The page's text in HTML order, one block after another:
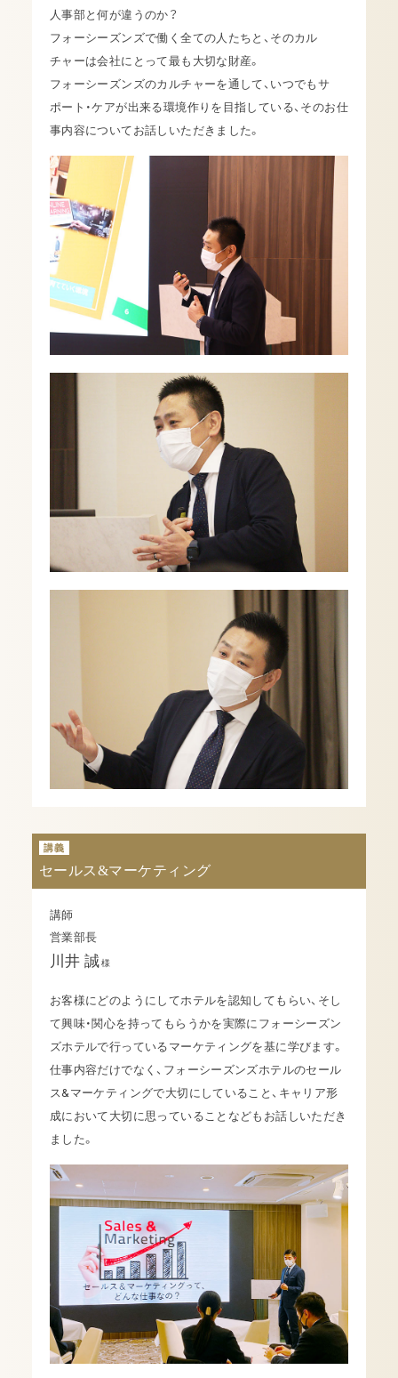
人事部と何が違うのか？
フォーシーズンズで働く全ての人たちと、そのカル
チャーは会社にとって最も大切な財産。
フォーシーズンズのカルチャーを通して、いつでもサ
ポート・ケアが出来る環境作りを目指している、そのお仕
事内容についてお話しいただきました。
講義
セールス&マーケティング
講師
営業部長
川井 誠様
お客様にどのようにしてホテルを認知してもらい、そし
て興味・関心を持ってもらうかを実際にフォーシーズン
ズホテルで行っているマーケティングを基に学びます。
仕事内容だけでなく、フォーシーズンズホテルのセール
ス&マーケティングで大切にしていること、キャリア形
成において大切に思っていることなどもお話しいただき
ました。